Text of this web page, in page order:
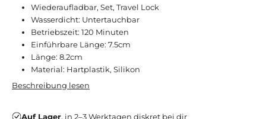
Wiederaufladbar, Set, Travel Lock
Wasserdicht: Untertauchbar
Betriebszeit: 120 Minuten
Einführbare Länge: 7.5cm
Länge: 8.2cm
Material: Hartplastik, Silikon
Beschreibung lesen
Auf Lager, in 2–3 Werktagen diskret bei dir